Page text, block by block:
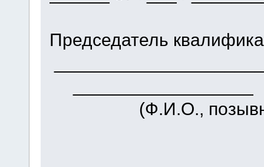
Председатель
(Ф.И.О.,